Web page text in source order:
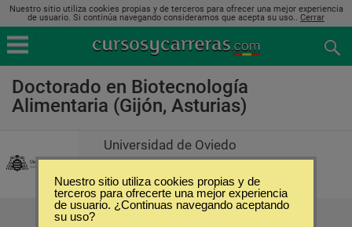
Nuestro sitio utiliza cookies propias y de terceros para ofrecer una mejor experiencia
de usuario. Si continúa navegando consideramos que acepta su uso.. Cerrar
Doctorado en Biotecnología
Alimentaria (Gijón, Asturias)
Universidad de Oviedo
Nuestro sitio utiliza cookies propias y de
terceros para ofrecerte una mejor experiencia
de usuario. ¿Continuas navegando aceptando
su uso?